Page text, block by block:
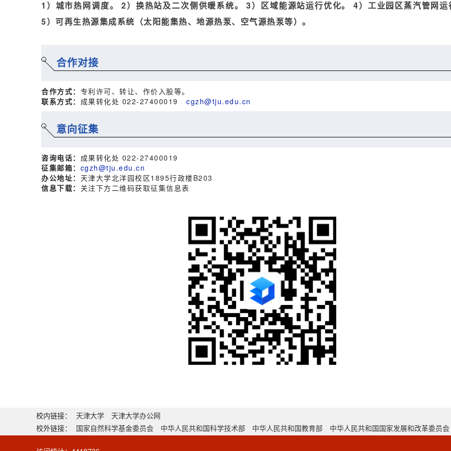
1）城市热网调度。 2）换热站及二次侧供暖系统。 3）区域能源站运行优化。 4）工业园区蒸汽管网运
5）可再生热源集成系统（太阳能集热、地源热泵、空气源热泵等）。
合作对接
合作方式： 专利许可、转让、作价入股等。
联系方式： 成果转化处 022-27400019 cgzh@tju.edu.cn
意向征集
咨询电话： 成果转化处 022-27400019
征集邮箱： cgzh@tju.edu.cn
办公地址： 天津大学北洋园校区1895行政楼B203
信息下载： 关注下方二维码获取征集信息表
校内链接： 天津大学
天津大学办公网
校外链接：
国家自然科学基金委员会 中华人民共和国科学技术部 中华人民共和国教育部 中华人民共和国国家发展和改革委员会